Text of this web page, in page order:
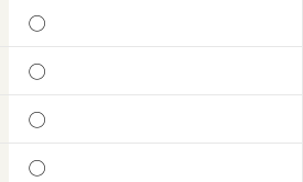
◯
◯
◯
◯